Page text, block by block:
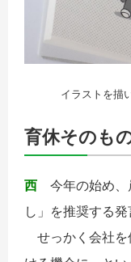
イラストを描
育休そのも
西 今年の始め、
し」を推奨する
せっかく会社を